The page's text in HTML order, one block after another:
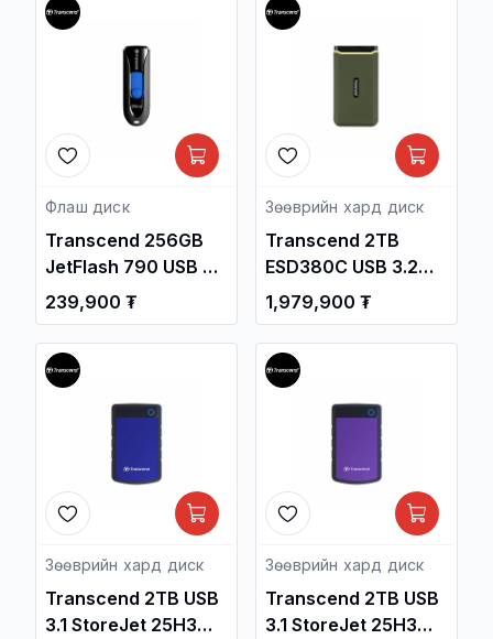
Зөөврийн Хард /
Флаш диск
Transcend 256GB
JetFlash 790 USB 3.1
Gen1 Flash Drive
/TS256GJF790K/
239,900 ₮
Зөөврийн хард диск
Transcend 2TB
ESD380C USB 3.2
Gen2x2 Type-C
Portable SSD
TS2TESD380C /
Зөөврийн Хард /
1,979,900 ₮
Зөөврийн хард диск
Transcend 2TB USB
3.1 StoreJet 25H3
Зөөврийн хард диск
Transcend 2TB USB
3.1 StoreJet 25H3